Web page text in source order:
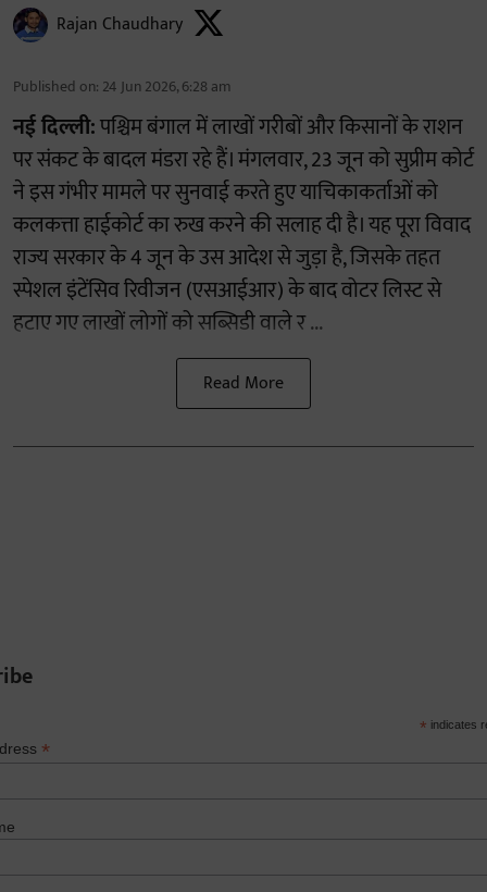
Rajan Chaudhary
Published on: 24 Jun 2026, 6:28 am
नई दिल्ली:पश्चिम बंगाल में लाखों गरीबों और किसानों के राशन
पर संकट के बादल मंडरा रहे हैं। मंगलवार, 23 जून को सुप्रीम कोर्ट
ने इस गंभीर मामले पर सुनवाई करते हुए याचिकाकर्ताओं को
कलकत्ता हाईकोर्ट का रुख करने की सलाह दी है। यह पूरा विवाद
राज्य सरकार के 4 जून के उस आदेश से जुड़ा है, जिसके तहत
स्पेशल इंटेंसिव रिवीजन (एसआईआर) के बाद वोटर लिस्ट से
हटाए गए लाखों लोगों को सब्सिडी वाले र ...
Read More
* indicates
*